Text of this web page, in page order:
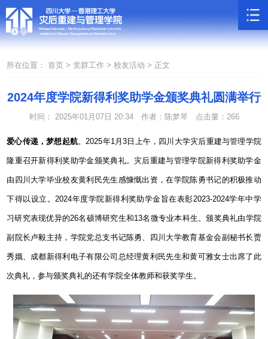
所在位置： 首页 > 党群工作 >校友活动 > 正文
2024年度学院新得利奖助学金颁奖典礼圆满举行
时间： 2025年01月07日 20:34 作者：陈梦琴 点击量： 266
爱心传递，梦想起航。2025年1月3 日上午，四川大学灾后重建与管理学院
隆重召开新得利奖助学金颁奖典礼。灾后重建与管理学院新得利奖助学金
由四川大学毕业校友黄利民先生感慷慨出资，在学院陈勇书记的积极推动
下得以设立。2024年度学院新得利奖助学金旨在表彰2023-2024学年中学
习研究表现优异的26名硕博研究生和13名微专业本科生。颁奖典礼由学院
副院长卢毅主持，学院党总支书记陈勇、四川大学教育基金会副秘书长贾
秀娥、成都新得利电子有限公司总经理黄利民先生和黄可雅女士出席了此
次典礼，参与颁奖典礼的还有学院全体教师和获奖学生。